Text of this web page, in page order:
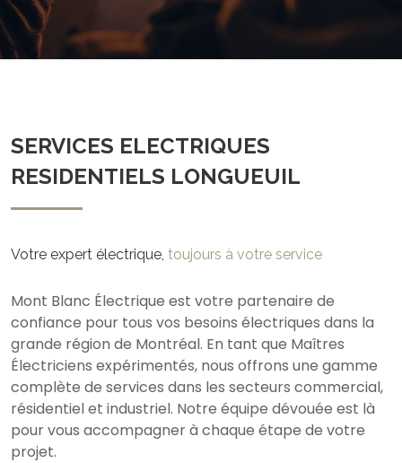
SERVICES ELECTRIQUES
RESIDENTIELS LONGUEUIL
Votre expert électrique, toujours à votre service
Mont Blanc Électrique est votre partenaire de
confiance pour tous vos besoins électriques dans la
grande région de Montréal. En tant que Maîtres
Électriciens expérimentés, nous offrons une gamme
complète de services dans les secteurs commercial,
résidentiel et industriel. Notre équipe dévouée est là
pour vous accompagner à chaque étape de votre
projet.